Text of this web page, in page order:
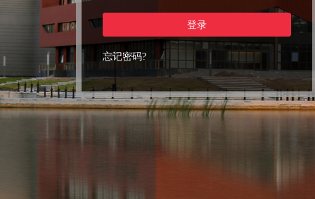
登录
忘记密码?